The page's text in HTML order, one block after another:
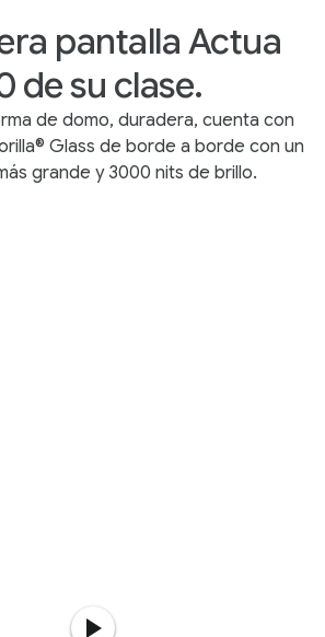
pantalla Actua
de su clase.
de domo, duradera, cuenta con
Glass de borde a borde con un
grande y 3000 nits de brillo.